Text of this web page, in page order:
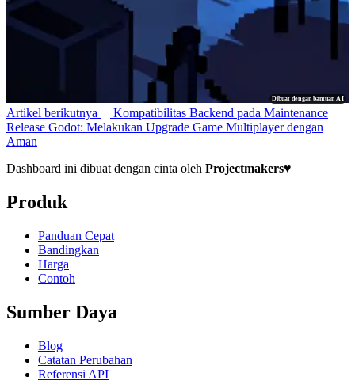
Dibuat dengan bantuan AI
Artikel berikutnya
Kompatibilitas Backend pada Maintenance
Release Godot: Melakukan Upgrade Game Multiplayer dengan
Aman
Dashboard ini dibuat dengan cinta oleh Projectmakers♥
Produk
Panduan Cepat
Bandingkan
Harga
Contoh
Sumber Daya
Blog
Catatan Perubahan
Referensi API